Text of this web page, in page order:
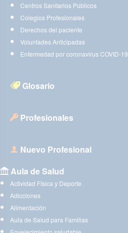
Centros Sanitarios Públicos
Colegios Profesionales
Derechos del paciente
Voluntades Anticipadas
Enfermedad por coronavirus COVID-19
Glosario
Profesionales
Nuevo Profesional
Aula de Salud
Actividad Física y Deporte
Adicciones
Alimentación
Aula de Salud para Familias